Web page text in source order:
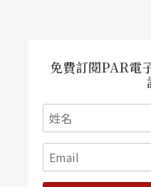
多樣化，戲劇張力強，
上半場〈一個男子的更
割，形成不同的視覺，
性別是李名正在這支作
免費訂閱PAR電